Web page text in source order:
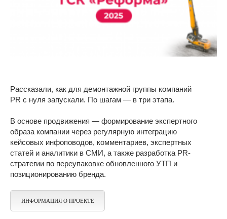
Рассказали, как для демонтажной группы компаний
PR с нуля запускали. По шагам — в три этапа.
В основе продвижения — формирование экспертного
образа компании через регулярную интеграцию
кейсовых инфоповодов, комментариев, экспертных
статей и аналитики в СМИ, а также разработка PR-
стратегии по переупаковке обновленного УТП и
позиционированию бренда.
ИНФОРМАЦИЯ О ПРОЕКТЕ